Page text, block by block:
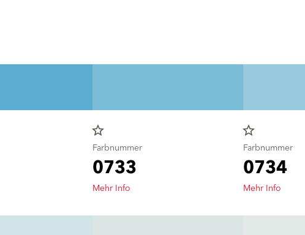
star_border
Farbnummer
0733
Mehr Info
star_border
Farbnummer
0734
Mehr Info